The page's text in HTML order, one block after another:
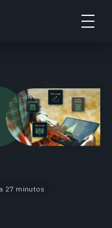
27 minutos